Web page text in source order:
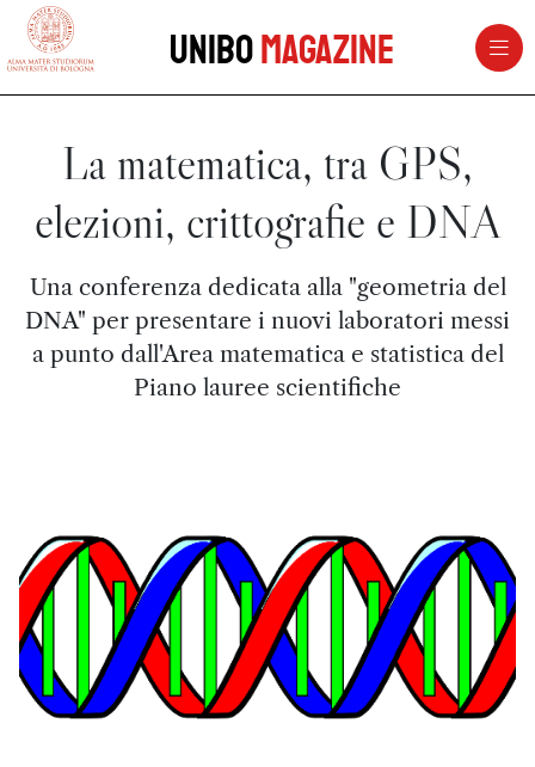
vai al contenuto della pagina
UniboMagazine
La matematica, tra GPS,
elezioni, crittografie e DNA
Una conferenza dedicata alla "geometria del
DNA" per presentare i nuovi laboratori messi
a punto dall'Area matematica e statistica del
Piano lauree scientifiche